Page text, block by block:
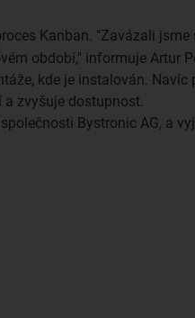
Kanban. "Zavázali
období," informuje Artur
kde je instalován.
zvyšuje dostupnost.
Bystronic AG, a